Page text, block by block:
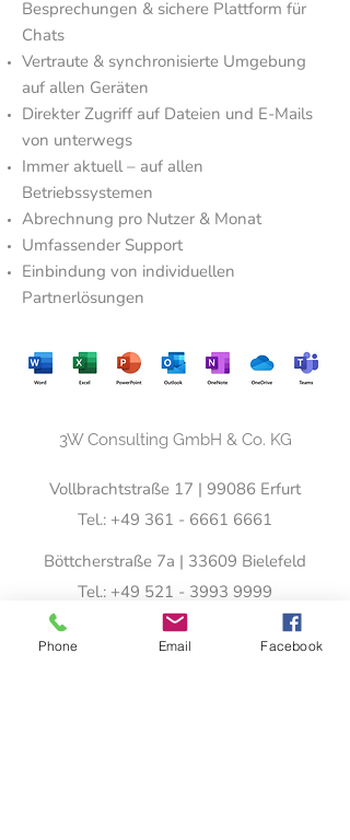
Besprechungen & sichere Plattform für
Chats
Vertraute & synchronisierte Umgebung
auf allen Geräten
Direkter Zugriff auf Dateien und E-Mails
von unterwegs
Immer aktuell – auf allen
Betriebssystemen
Abrechnung pro Nutzer & Monat
Umfassender Support
Einbindung von individuellen
Partnerlösungen
3W Consulting GmbH & Co. KG
Vollbrachtstraße 17 | 99086 Erfurt
Tel.: +49 361 - 6661 6661
Böttcherstraße 7a | 33609 Bielefeld
Tel.: +49 521 - 3993 9999
Fontainestraße 12 | 30519 Hannover
Phone Email Facebook